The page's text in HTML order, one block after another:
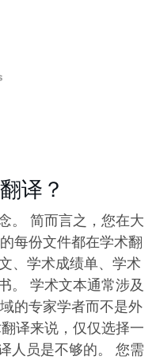
译？
。 简而言之，您在大
每份文件都在学术翻
、学术成绩单、学术
。 学术文本通常涉及
的专家学者而不是外
译来说，仅仅选择一
人员是不够的。 您需